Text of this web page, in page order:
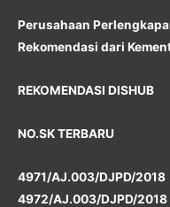
Perusahaan
Rekomendasi dari
REKOMENDASI DISHUB
NO.SK TERBARU
4971/AJ.003/DJPD/2018
4972/AJ.003/DJPD/